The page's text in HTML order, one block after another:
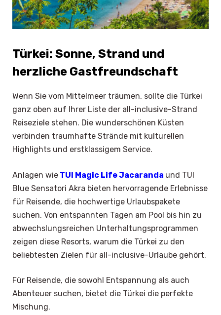
Türkei: Sonne, Strand und
herzliche Gastfreundschaft
Wenn Sie vom Mittelmeer träumen, sollte die Türkei
ganz oben auf Ihrer Liste der all-inclusive-Strand
Reiseziele stehen. Die wunderschönen Küsten
verbinden traumhafte Strände mit kulturellen
Highlights und erstklassigem Service.
Anlagen wie TUI Magic Life Jacaranda und TUI
Blue Sensatori Akra bieten hervorragende Erlebnisse
für Reisende, die hochwertige Urlaubspakete
suchen. Von entspannten Tagen am Pool bis hin zu
abwechslungsreichen Unterhaltungsprogrammen
zeigen diese Resorts, warum die Türkei zu den
beliebtesten Zielen für all-inclusive-Urlaube gehört.
Für Reisende, die sowohl Entspannung als auch
Abenteuer suchen, bietet die Türkei die perfekte
Mischung.